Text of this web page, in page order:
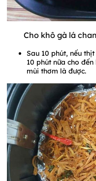
Cho khô gà lá
Sau 10 phút, nếu
10 phút nữa cho
mùi thơm là được.